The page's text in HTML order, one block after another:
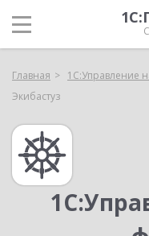
Главная 1С:Управление
Экибастуз